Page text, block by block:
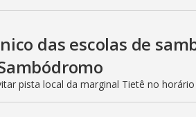
das escolas de
pista local da marginal Tietê no